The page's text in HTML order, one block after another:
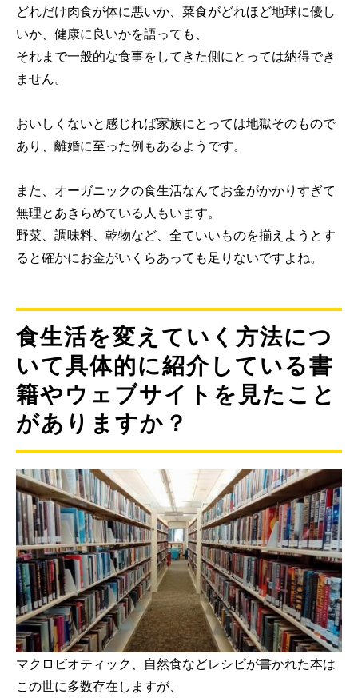
どれだけ肉食が体に悪いか、菜食がどれほど地球に優し
いか、健康に良いかを語っても、
それまで一般的な食事をしてきた側にとっては納得でき
ません。
おいしくないと感じれば家族にとっては地獄そのもので
あり、離婚に至った例もあるようです。
また、オーガニックの食生活なんてお金がかかりすぎて
無理とあきらめている人もいます。
野菜、調味料、乾物など、全ていいものを揃えようとす
ると確かにお金がいくらあっても足りないですよね。
食生活を変えていく方法につ
いて具体的に紹介している書
籍やウェブサイトを見たこと
がありますか？
マクロビオティック、自然食などレシピが書かれた本は
この世に多数存在しますが、